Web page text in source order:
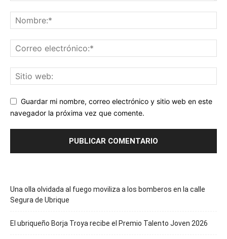
Guardar mi nombre, correo electrónico y sitio web en este
navegador la próxima vez que comente.
Una olla olvidada al fuego moviliza a los bomberos en la calle
Segura de Ubrique
El ubriqueño Borja Troya recibe el Premio Talento Joven 2026